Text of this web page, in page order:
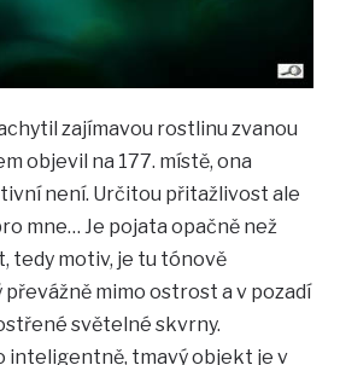
zajímavou rostlinu zvanou
objevil na 177. místě, ona
není. Určitou přitažlivost ale
mne… Je pojata opačně než
tedy motiv, je tu tónově
mimo ostrost a v pozadí
světelné skvrny.
inteligentně, tmavý objekt je v